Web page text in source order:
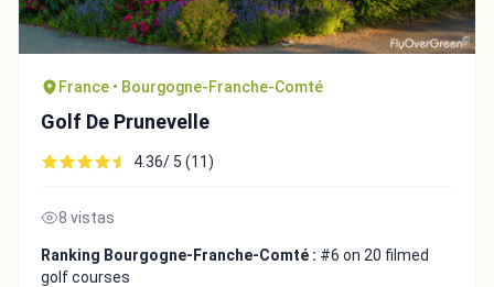
France • Bourgogne-Franche-Comté
Golf De Prunevelle
4.36/ 5 (11)
8 vistas
Ranking Bourgogne-Franche-Comté : #6 on 20 filmed
golf courses